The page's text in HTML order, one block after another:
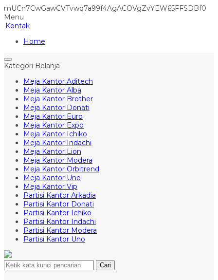
mUCn7CwGawCVTvwq7a99f4AgACOVgZvYEW65FFSDBf0
Menu
Kontak
Home
Kategori Belanja
Meja Kantor Aditech
Meja Kantor Alba
Meja Kantor Brother
Meja Kantor Donati
Meja Kantor Euro
Meja Kantor Expo
Meja Kantor Ichiko
Meja Kantor Indachi
Meja Kantor Lion
Meja Kantor Modera
Meja Kantor Orbitrend
Meja Kantor Uno
Meja Kantor Vip
Partisi Kantor Arkadia
Partisi Kantor Donati
Partisi Kantor Ichiko
Partisi Kantor Indachi
Partisi Kantor Modera
Partisi Kantor Uno
Cari